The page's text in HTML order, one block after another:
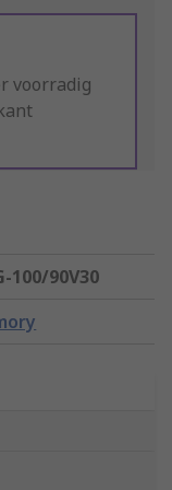
voorradig
100/90V30